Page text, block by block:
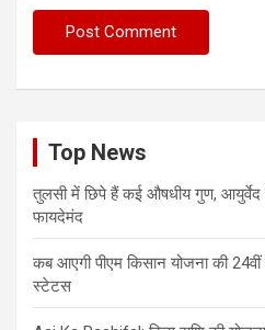
Top News
तुलसी में छिपे हैं कई औषधीय गुण, आयुर्वेद में
फायदेमंद
कब आएगी पीएम किसान योजना की
स्टेटस